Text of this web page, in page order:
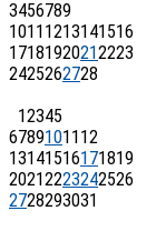
3456789
1011 1213141516
17181920212223
2425262728
12345
67891011 12
13141516171819
20212223242526
2728293031